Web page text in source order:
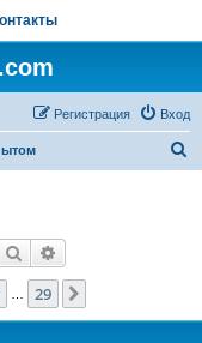
Вход
Регистрация
Поиск
29